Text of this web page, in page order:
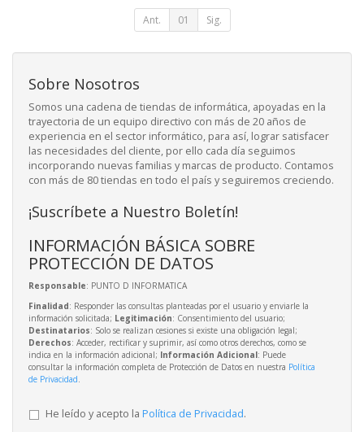
Ant. 01 Sig.
Sobre Nosotros
Somos una cadena de tiendas de informática, apoyadas en la
trayectoria de un equipo directivo con más de 20 años de
experiencia en el sector informático, para así, lograr satisfacer
las necesidades del cliente, por ello cada día seguimos
incorporando nuevas familias y marcas de producto. Contamos
con más de 80 tiendas en todo el país y seguiremos creciendo.
¡Suscríbete a Nuestro Boletín!
INFORMACIÓN BÁSICA SOBRE
PROTECCIÓN DE DATOS
Responsable: PUNTO D INFORMATICA
Finalidad: Responder las consultas planteadas por el usuario y enviarle la
información solicitada; Legitimación: Consentimiento del usuario;
Destinatarios: Solo se realizan cesiones si existe una obligación legal;
Derechos: Acceder, rectificar y suprimir, así como otros derechos, como se
indica en la información adicional; Información Adicional: Puede
consultar la información completa de Protección de Datos en nuestra Política
de Privacidad.
He leído y acepto la Política de Privacidad.